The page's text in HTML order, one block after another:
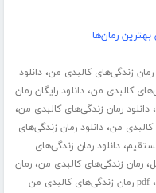
بهترین رمان‌ها
،دانلود
کالبدی من،دانلود رایگان رمان
،دانلود رمان زندگی‌های کالبدی من،
کالبدی من،دانلود رمان زندگی‌های
،دانلود رمان زندگی‌های
،رمان زندگی‌های کالبدی من،رمان
،
pdf رمان زندگی‌های کالبدی من